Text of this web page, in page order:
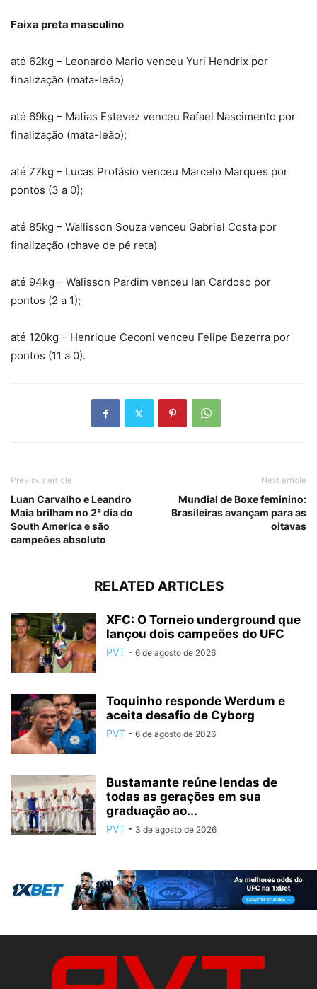
Faixa preta masculino
até 62kg – Leonardo Mario venceu Yuri Hendrix por
finalização (mata-leão)
até 69kg – Matias Estevez venceu Rafael Nascimento por
finalização (mata-leão);
até 77kg – Lucas Protásio venceu Marcelo Marques por
pontos (3 a 0);
até 85kg – Wallisson Souza venceu Gabriel Costa por
finalização (chave de pé reta)
até 94kg – Walisson Pardim venceu Ian Cardoso por
pontos (2 a 1);
até 120kg – Henrique Ceconi venceu Felipe Bezerra por
pontos (11 a 0).
Previous article
Luan Carvalho e Leandro
Maia brilham no 2° dia do
South America e são
campeões absoluto
Next article
Mundial de Boxe feminino:
Brasileiras avançam para as
oitavas
RELATED ARTICLES
XFC: O Torneio underground que
lançou dois campeões do UFC
PVT - 6 de agosto de 2026
Toquinho responde Werdum e
aceita desafio de Cyborg
PVT - 6 de agosto de 2026
Bustamante reúne lendas de
todas as gerações em sua
graduação ao...
PVT - 3 de agosto de 2026